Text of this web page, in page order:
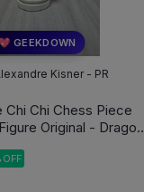
💖 GEEKDOWN
Kisner - PR
Chi Chi Chess Piece
Original - Dragon
OFF